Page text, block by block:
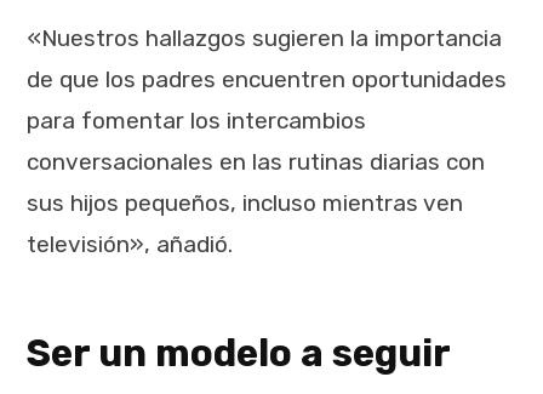
«Nuestros hallazgos sugieren la importancia
de que los padres encuentren oportunidades
para fomentar los intercambios
conversacionales en las rutinas diarias con
sus hijos pequeños, incluso mientras ven
televisión», añadió.
Ser un modelo a seguir